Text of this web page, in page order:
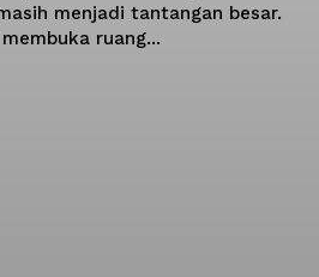
menjadi tantangan besar.
ruang...